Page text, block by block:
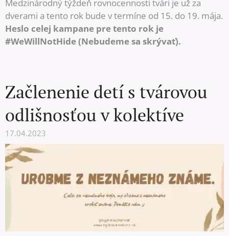
Medzinárodný týždeň rovnocennosti tvári je už za
dverami a tento rok bude v termíne od 15. do 19. mája.
Heslo celej kampane pre tento rok je
#WeWillNotHide (Nebudeme sa skrývať).
Začlenenie detí s tvárovou
odlišnosťou v kolektíve
17.04.2023